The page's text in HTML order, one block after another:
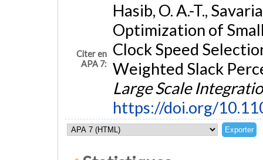
Citer en
APA 7:
Hasib, O. A.-T.,
Optimization of
Clock Speed
Weighted Slack
Large Scale
https://doi.org/